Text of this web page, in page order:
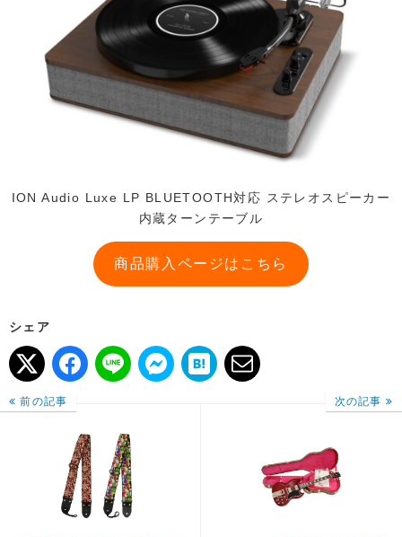
ION Audio Luxe LP BLUETOOTH対応 ステレオスピーカー
内蔵ターンテーブル
商品購入ページはこちら
シェア
前の記事 次の記事